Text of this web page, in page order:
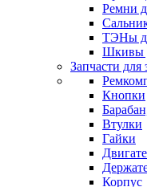
Ремни
ТЭНы
Шкивы
Запчасти для
Кнопки
Втулки
Гайки
Корпус